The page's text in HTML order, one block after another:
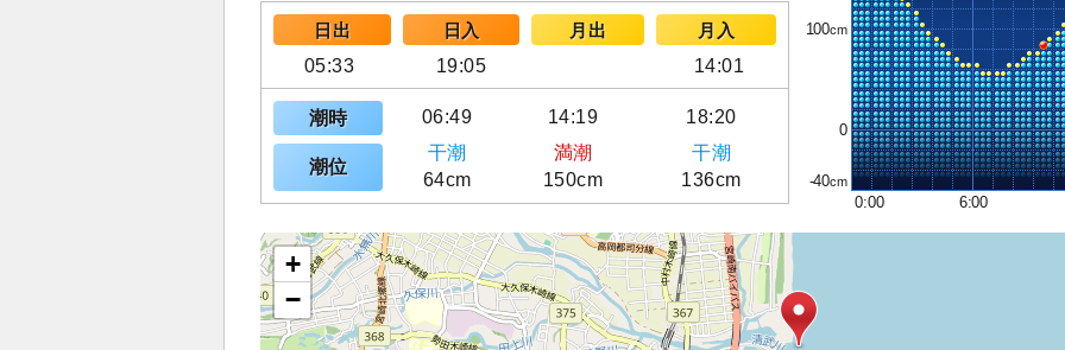
日出 日入 月出
月入
05:33
19:05 14:01
潮時 06:49 14:19 18:20
潮位
干潮 満潮
干潮
64cm
150cm 136cm
100
0
-40
0:00
6:00
+
−